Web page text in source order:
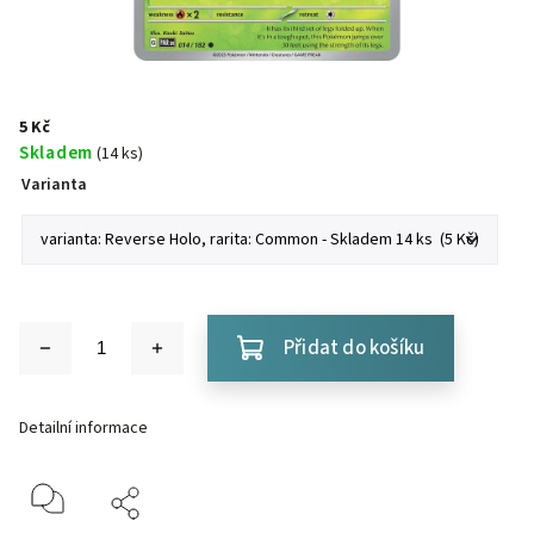
5 Kč
Skladem (14 ks)
Varianta
Přidat do košíku
Detailní informace